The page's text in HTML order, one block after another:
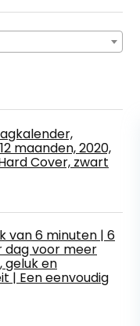
maanden, 2020,
Cover, zwart
van 6 minuten | 6
dag voor meer
geluk en
| Een eenvoudig